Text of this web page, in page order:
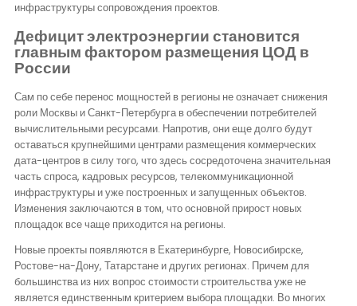
инфраструктуры сопровождения проектов.
Дефицит электроэнергии становится
главным фактором размещения ЦОД в
России
Сам по себе перенос мощностей в регионы не означает снижения
роли Москвы и Санкт-Петербурга в обеспечении потребителей
вычислительными ресурсами. Напротив, они еще долго будут
оставаться крупнейшими центрами размещения коммерческих
дата-центров в силу того, что здесь сосредоточена значительная
часть спроса, кадровых ресурсов, телекоммуникационной
инфраструктуры и уже построенных и запущенных объектов.
Изменения заключаются в том, что основной прирост новых
площадок все чаще приходится на регионы.
Новые проекты появляются в Екатеринбурге, Новосибирске,
Ростове-на-Дону, Татарстане и других регионах. Причем для
большинства из них вопрос стоимости строительства уже не
является единственным критерием выбора площадки. Во многих